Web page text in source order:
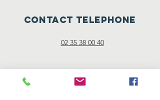
CONTACT TELEPHONE
02 35 38 00 40
Mentions légales